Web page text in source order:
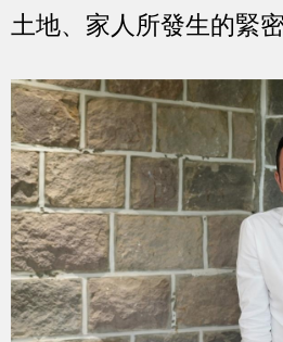
土地、家人所發生的緊密